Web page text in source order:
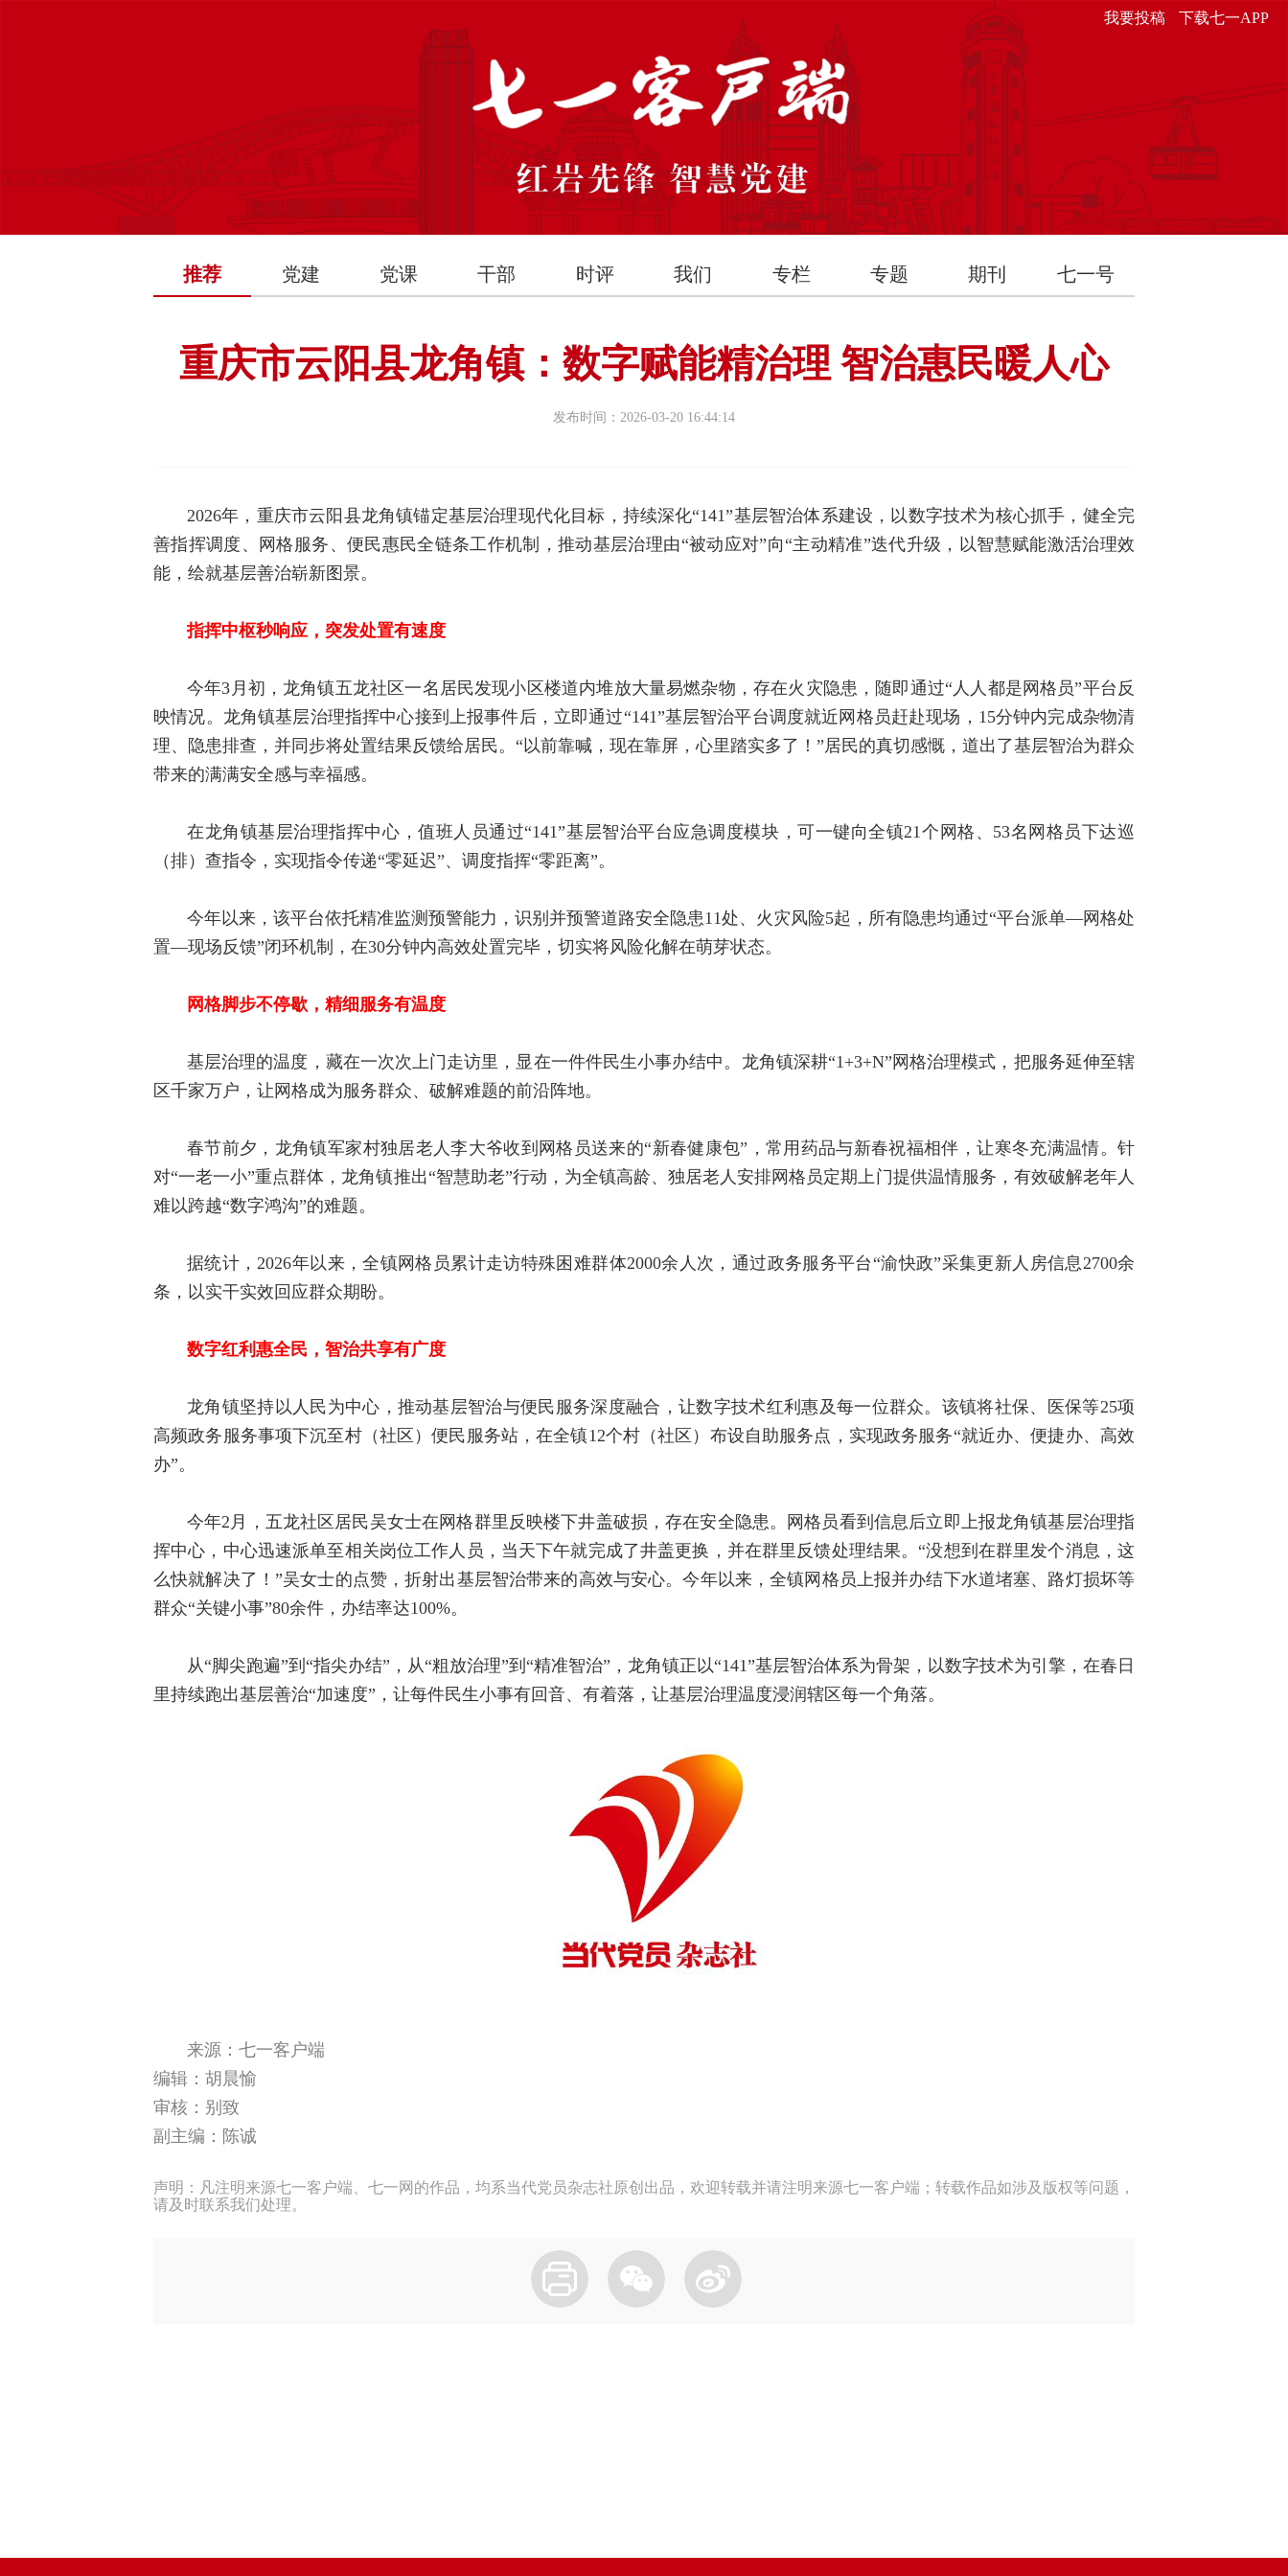
我要投稿 下载七一APP
推荐 党建 党课 干部 时评 我们 专栏 专题 期刊 七一号
重庆市云阳县龙角镇：数字赋能精治理 智治惠民暖人心
发布时间：2026-03-20 16:44:14
2026年，重庆市云阳县龙角镇锚定基层治理现代化目标，持续深化“141”基层智治体系建设，以数字技术为核心抓手，健全完
善指挥调度、网格服务、便民惠民全链条工作机制，推动基层治理由“被动应对”向“主动精准”迭代升级，以智慧赋能激活治理效
能，绘就基层善治崭新图景。
指挥中枢秒响应，突发处置有速度
今年3月初，龙角镇五龙社区一名居民发现小区楼道内堆放大量易燃杂物，存在火灾隐患，随即通过“人人都是网格员”平台反
映情况。 龙角镇基层治理指挥中心接到上报事件后，立即通过“141”基层智治平台调度就近网格员赶赴现场，15分钟内完成杂物清
理、隐患排查，并同步将处置结果反馈给居民。“以前靠喊，现在靠屏，心里踏实多了！”居民的真切感慨，道出了基层智治为群众
带来的满满安全感与幸福感。
在龙角镇基层治理指挥中心，值班人员通过“141”基层智治平台应急调度模块，可一键向全镇21个网格、53名网格员下达巡
（排）查指令，实现指令传递“零延迟”、调度指挥“零距离”。
今年以来，该平台依托精准监测预警能力，识别并预警道路安全隐患11处、火灾风险5起，所有隐患均通过“平台派单—网格处
置—现场反馈”闭环机制，在30分钟内高效处置完毕，切实将风险化解在萌芽状态。
网格脚步不停歇，精细服务有温度
基层治理的温度，藏在一次次上门走访里，显在一件件民生小事办结中。龙角镇深耕“1+3+N”网格治理模式，把服务延伸至辖
区千家万户，让网格成为服务群众、破解难题的前沿阵地。
春节前夕，龙角镇军家村独居老人李大爷收到网格员送来的“新春健康包”，常用药品与新春祝福相伴，让寒冬充满温情。针
对“一老一小”重点群体，龙角镇推出“智慧助老”行动，为全镇高龄、独居老人安排网格员定期上门提供温情服务，有效破解老年人
难以跨越“数字鸿沟”的难题。
据统计，2026年以来，全镇网格员累计走访特殊困难群体2000余人次，通过政务服务平台“渝快政”采集更新人房信息2700余
条，以实干实效回应群众期盼。
数字红利惠全民，智治共享有广度
龙角镇坚持以人民为中心，推动基层智治与便民服务深度融合，让数字技术红利惠及每一位群众。该镇将社保、医保等25项
高频政务服务事项下沉至村（社区）便民服务站，在全镇12个村（社区）布设自助服务点，实现政务服务“就近办、便捷办、高效
办”。
今年2月，五龙社区居民吴女士在网格群里反映楼下井盖破损，存在安全隐患。网格员看到信息后立即上报龙角镇基层治理指
挥中心 ，中心迅速派单至相关岗位工作人员，当天下午就完成了井盖更换，并在群里反馈处理结果。“没想到在群里发个消息，这
么快就解决了！”吴女士的点赞，折射出基层智治带来的高效与安心。今年以来，全镇网格员上报并办结下水道堵塞、路灯损坏等
群众“关键小事”80余件，办结率达100%。
从“脚尖跑遍”到“指尖办结”，从“粗放治理”到“精准智治”，龙角镇正以“141”基层智治体系为骨架，以数字技术为引擎，在春日
里持续跑出基层善治“加速度”，让每件民生小事有回音、有着落，让基层治理温度浸润辖区每一个角落。
来源：七一客户端
编辑：胡晨愉
审核：别致
副主编：陈诚
声明：凡注明来源七一客户端、七一网的作品，均系当代党员杂志社原创出品，欢迎转载并请注明来源七一客户端；转载作品如涉及版权等问题，
请及时联系我们处理。